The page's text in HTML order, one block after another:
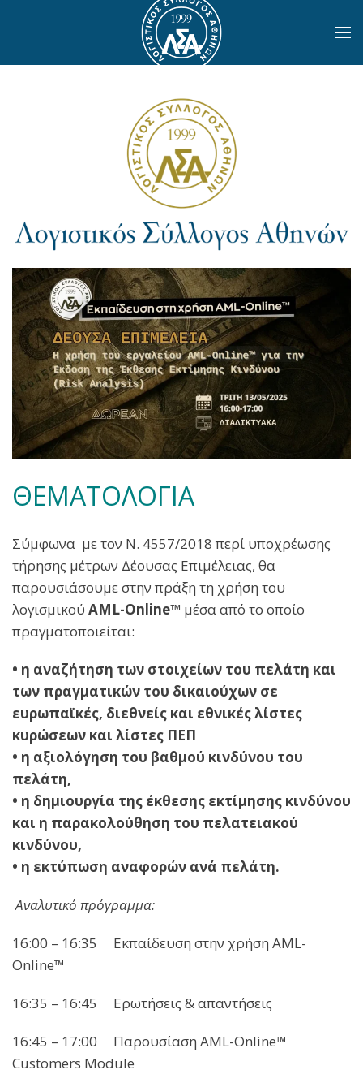
Skip to main content
ΘΕΜΑΤΟΛΟΓΙΑ
Σύμφωνα με τον Ν. 4557/2018 περί υποχρέωσης
τήρησης μέτρων Δέουσας Επιμέλειας, θα
παρουσιάσουμε στην πράξη τη χρήση του
λογισμικού AML-Online™ μέσα από το οποίο
πραγματοποιείται:
• η αναζήτηση των στοιχείων του πελάτη και
των πραγματικών του δικαιούχων σε
ευρωπαϊκές, διεθνείς και εθνικές λίστες
κυρώσεων και λίστες ΠΕΠ
• η αξιολόγηση του βαθμού κινδύνου του
πελάτη,
• η δημιουργία της έκθεσης εκτίμησης κινδύνου
και η παρακολούθηση του πελατειακού
κινδύνου,
• η εκτύπωση αναφορών ανά πελάτη.
Αναλυτικό πρόγραμμα:
16:00 – 16:35 Εκπαίδευση στην χρήση AML-
Online™
16:35 – 16:45 Ερωτήσεις & απαντήσεις
16:45 – 17:00 Παρουσίαση AML-Online™
Customers Module